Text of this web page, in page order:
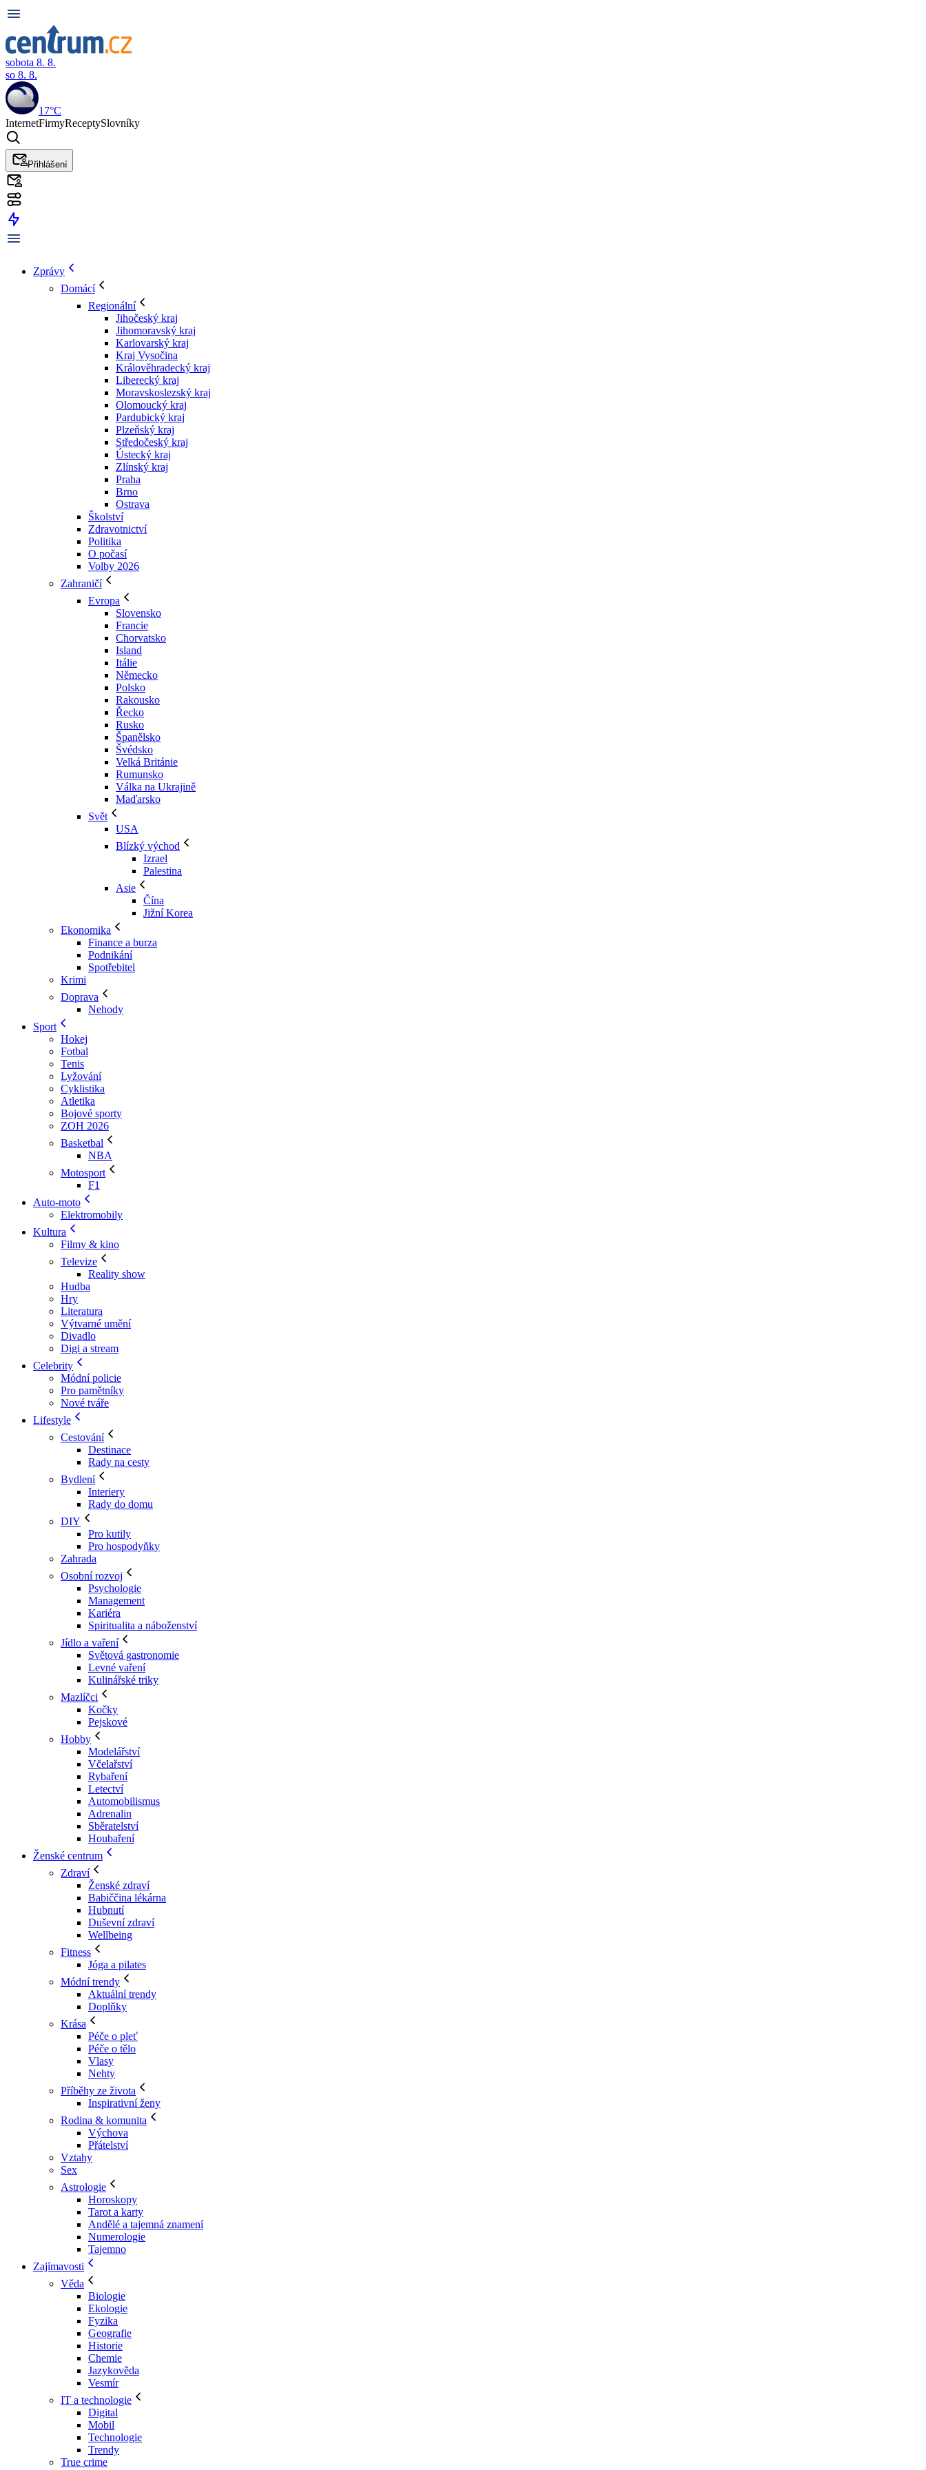
sobota 8. 8.
so 8. 8.
17°C
InternetFirmyReceptySlovníky
Přihlášení
Zprávy
Domácí
Regionální
Jihočeský kraj
Jihomoravský kraj
Karlovarský kraj
Kraj Vysočina
Králověhradecký kraj
Liberecký kraj
Moravskoslezský kraj
Olomoucký kraj
Pardubický kraj
Plzeňský kraj
Středočeský kraj
Ústecký kraj
Zlínský kraj
Praha
Brno
Ostrava
Školství
Zdravotnictví
Politika
O počasí
Volby 2026
Zahraničí
Evropa
Slovensko
Francie
Chorvatsko
Island
Itálie
Německo
Polsko
Rakousko
Řecko
Rusko
Španělsko
Švédsko
Velká Británie
Rumunsko
Válka na Ukrajině
Maďarsko
Svět
USA
Blízký východ
Izrael
Palestina
Asie
Čína
Jižní Korea
Ekonomika
Finance a burza
Podnikání
Spotřebitel
Krimi
Doprava
Nehody
Sport
Hokej
Fotbal
Tenis
Lyžování
Cyklistika
Atletika
Bojové sporty
ZOH 2026
Basketbal
NBA
Motosport
F1
Auto-moto
Elektromobily
Kultura
Filmy & kino
Televize
Reality show
Hudba
Hry
Literatura
Výtvarné umění
Divadlo
Digi a stream
Celebrity
Módní policie
Pro pamětníky
Nové tváře
Lifestyle
Cestování
Destinace
Rady na cesty
Bydlení
Interiery
Rady do domu
DIY
Pro kutily
Pro hospodyňky
Zahrada
Osobní rozvoj
Psychologie
Management
Kariéra
Spiritualita a náboženství
Jídlo a vaření
Světová gastronomie
Levné vaření
Kulinářské triky
Mazlíčci
Kočky
Pejskové
Hobby
Modelářství
Včelařství
Rybaření
Letectví
Automobilismus
Adrenalin
Sběratelství
Houbaření
Ženské centrum
Zdraví
Ženské zdraví
Babiččina lékárna
Hubnutí
Duševní zdraví
Wellbeing
Fitness
Jóga a pilates
Módní trendy
Aktuální trendy
Doplňky
Krása
Péče o pleť
Péče o tělo
Vlasy
Nehty
Příběhy ze života
Inspirativní ženy
Rodina & komunita
Výchova
Přátelství
Vztahy
Sex
Astrologie
Horoskopy
Tarot a karty
Andělé a tajemná znamení
Numerologie
Tajemno
Zajímavosti
Věda
Biologie
Ekologie
Fyzika
Geografie
Historie
Chemie
Jazykověda
Vesmír
IT a technologie
Digital
Mobil
Technologie
Trendy
True crime